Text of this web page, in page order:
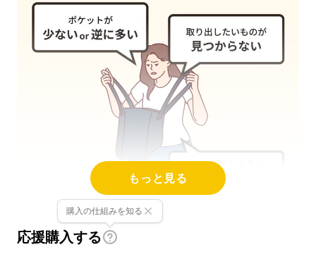
もっと見る
応援購入する
購入の仕組みを知る